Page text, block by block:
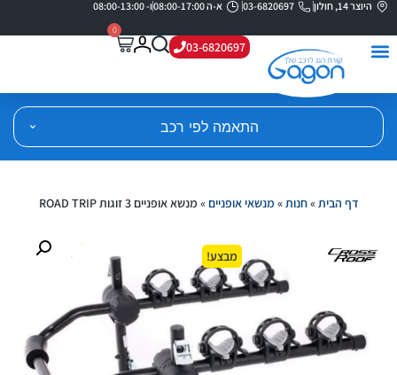
היוצר 14, חולון 03-6820697 א-ה 08:00-17:00 ו- 08:00-13:00
03-6820697
0
התאמה לפי רכב
דף הבית»חנות» מנשאי אופניים» מנשא אופניים 3 זוגות ROAD TRIP
מבצע!